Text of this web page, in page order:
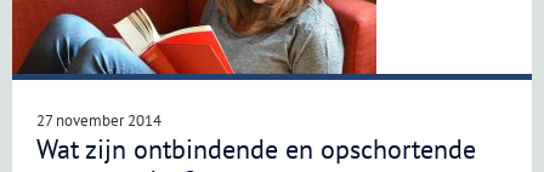
27 november 2014
Wat zijn ontbindende en opschortende